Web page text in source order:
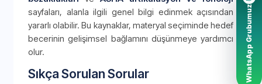
sayfaları, alanla ilgili genel bilgi edinmek açısından
yararlı olabilir. Bu kaynaklar, materyal seçiminde hedef
becerinin gelişimsel bağlamını düşünmeye yardımcı
olur.
Sıkça Sorulan Sorular
WhatsApp Grubumuz